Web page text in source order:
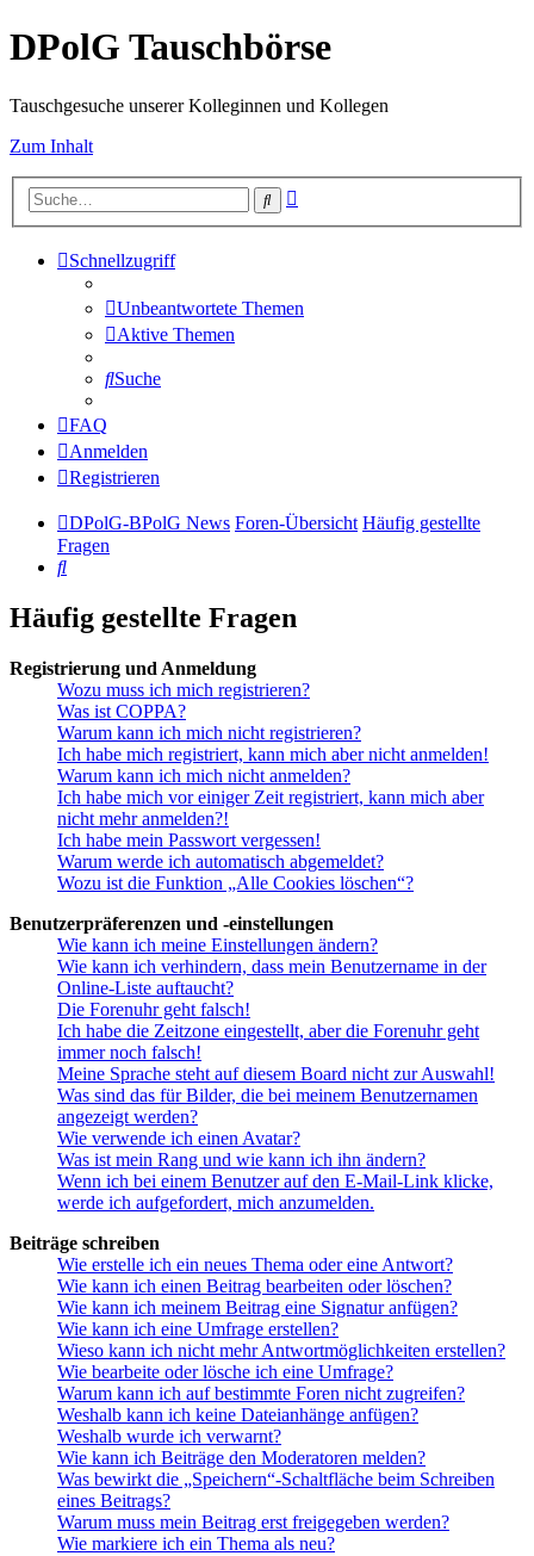
DPolG Tauschbörse
Tauschgesuche unserer Kolleginnen und Kollegen
Zum Inhalt
Suche
Schnellzugriff
Unbeantwortete Themen
Aktive Themen
Suche
FAQ
Anmelden
Registrieren
DPolG-BPolG News Foren-Übersicht Häufig gestellte
Fragen
Suche
Häufig gestellte Fragen
Registrierung und Anmeldung
Wozu muss ich mich registrieren?
Was ist COPPA?
Warum kann ich mich nicht registrieren?
Ich habe mich registriert, kann mich aber nicht anmelden!
Warum kann ich mich nicht anmelden?
Ich habe mich vor einiger Zeit registriert, kann mich aber
nicht mehr anmelden?!
Ich habe mein Passwort vergessen!
Warum werde ich automatisch abgemeldet?
Wozu ist die Funktion „Alle Cookies löschen“?
Benutzerpräferenzen und -einstellungen
Wie kann ich meine Einstellungen ändern?
Wie kann ich verhindern, dass mein Benutzername in der
Online-Liste auftaucht?
Die Forenuhr geht falsch!
Ich habe die Zeitzone eingestellt, aber die Forenuhr geht
immer noch falsch!
Meine Sprache steht auf diesem Board nicht zur Auswahl!
Was sind das für Bilder, die bei meinem Benutzernamen
angezeigt werden?
Wie verwende ich einen Avatar?
Was ist mein Rang und wie kann ich ihn ändern?
Wenn ich bei einem Benutzer auf den E-Mail-Link klicke,
werde ich aufgefordert, mich anzumelden.
Beiträge schreiben
Wie erstelle ich ein neues Thema oder eine Antwort?
Wie kann ich einen Beitrag bearbeiten oder löschen?
Wie kann ich meinem Beitrag eine Signatur anfügen?
Wie kann ich eine Umfrage erstellen?
Wieso kann ich nicht mehr Antwortmöglichkeiten erstellen?
Wie bearbeite oder lösche ich eine Umfrage?
Warum kann ich auf bestimmte Foren nicht zugreifen?
Weshalb kann ich keine Dateianhänge anfügen?
Weshalb wurde ich verwarnt?
Wie kann ich Beiträge den Moderatoren melden?
Was bewirkt die „Speichern“-Schaltfläche beim Schreiben
eines Beitrags?
Warum muss mein Beitrag erst freigegeben werden?
Wie markiere ich ein Thema als neu?